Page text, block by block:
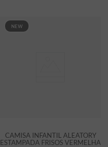
NEW
CAMISA INFANTIL ALEATORY
ESTAMPADA FRISOS VERMELHA